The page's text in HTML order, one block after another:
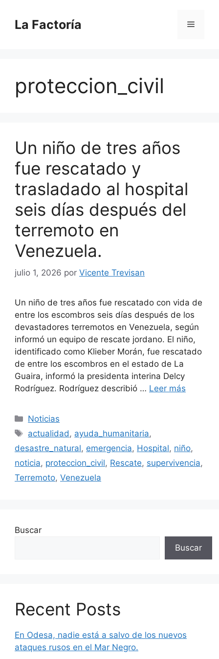
contenido
La Factoría Menú
proteccion_civil
Un niño de tres años
fue rescatado y
trasladado al hospital
seis días después del
terremoto en
Venezuela.
julio 1, 2026 por Vicente Trevisan
Un niño de tres años fue rescatado con vida de
entre los escombros seis días después de los
devastadores terremotos en Venezuela, según
informó un equipo de rescate jordano. El niño,
identificado como Klieber Morán, fue rescatado
de entre los escombros en el estado de La
Guaira, informó la presidenta interina Delcy
Rodríguez. Rodríguez describió … Leer más
Categorías
Noticias
Etiquetas
actualidad , ayuda_humanitaria,
desastre_natural, emergencia, Hospital, niño,
noticia, proteccion_civil, Rescate, supervivencia,
Terremoto, Venezuela
Buscar
Buscar
Recent Posts
En Odesa, nadie está a salvo de los nuevos
ataques rusos en el Mar Negro.